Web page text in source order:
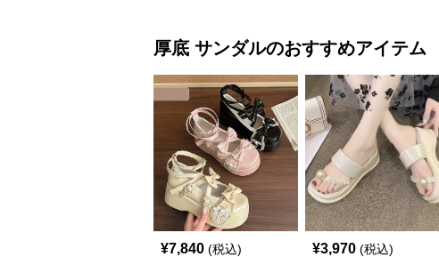
厚底 サンダルのおすすめアイテム
¥7,840 (税込) ¥3,970 (税込)